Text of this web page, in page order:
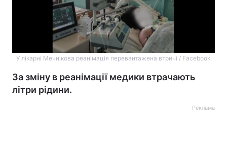
У лікарні Мечнікова реанімація перевантажена втричі / Facebook
За зміну в реанімації медики втрачають
літри рідини.
Реклама